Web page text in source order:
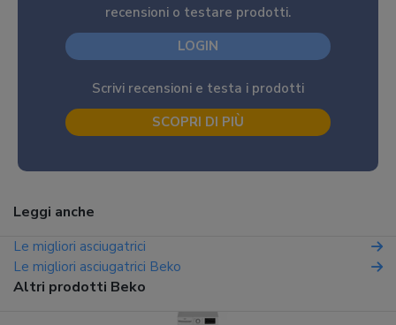
recensioni o testare prodotti.
LOGIN
Scrivi recensioni e testa i prodotti
SCOPRI DI PIÙ
Leggi anche
Le migliori asciugatrici
Le migliori asciugatrici Beko
Altri prodotti Beko